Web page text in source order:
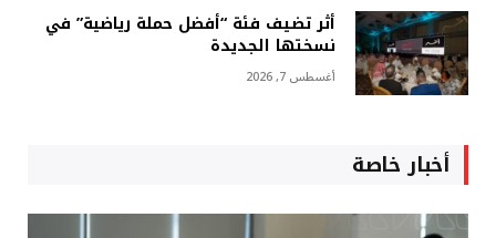
أثر تضيف فئة “أفضل حملة رياضية” في
نسختها الجديدة
أغسطس 7, 2026
أخبار خاصة